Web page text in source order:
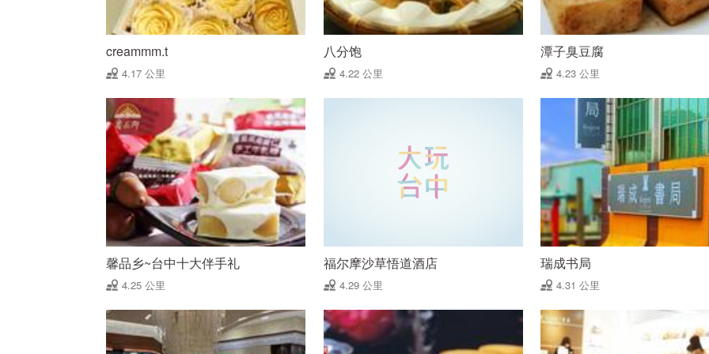
creammm.t
4.17 公里
八分饱
4.22 公里
潭子臭豆腐
4.23 公里
馨品乡~台中十大伴手礼
4.25 公里
福尔摩沙草悟道酒店
4.29 公里
瑞成书局
4.31 公里